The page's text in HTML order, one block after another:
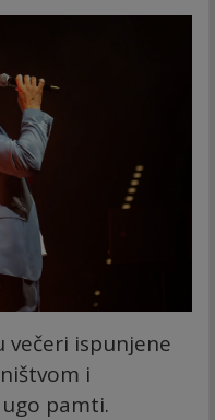
večeri ispunjene
i
pamti.